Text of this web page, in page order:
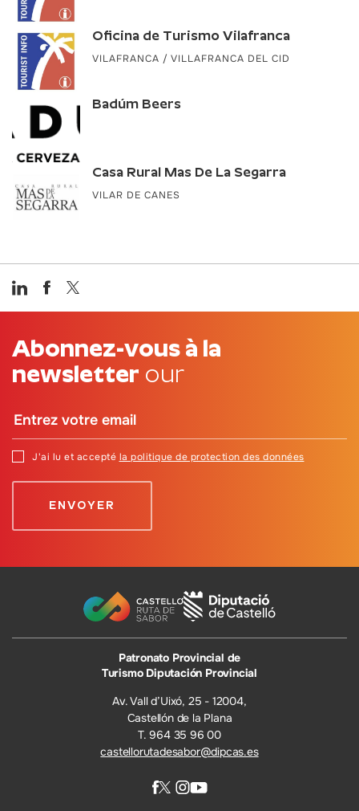
Oficina de Turismo Vilafranca
VILAFRANCA / VILLAFRANCA DEL CID
Badúm Beers
Casa Rural Mas De La Segarra
VILAR DE CANES
Abonnez-vous à la
newsletter our
J'ai lu et accepté la politique de protection des données
Patronato Provincial de
Turismo Diputación Provincial
Av. Vall d’Uixó, 25 - 12004,
Castellón de la Plana
T. 964 35 96 00
castellorutadesabor@dipcas.es